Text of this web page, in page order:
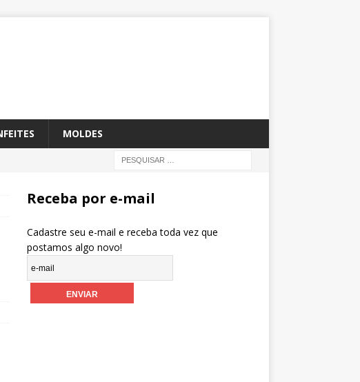
MOLDES
Receba por e-mail
Cadastre seu e-mail e receba toda vez que
postamos algo novo!